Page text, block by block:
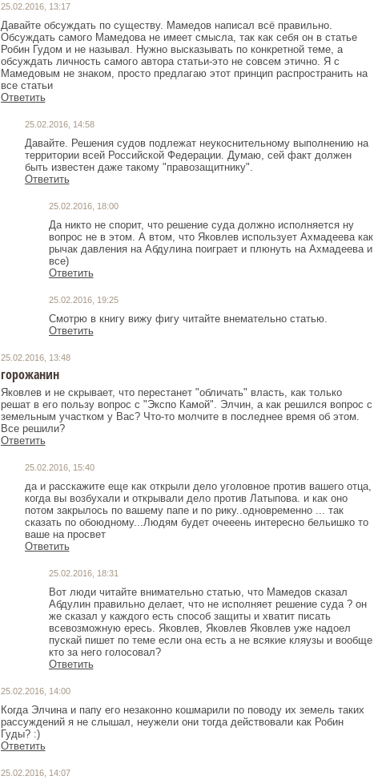
25.02.2016, 13:17
Давайте обсуждать по существу. Мамедов написал всё правильно.
Обсуждать самого Мамедова не имеет смысла, так как себя он в статье
Робин Гудом и не называл. Нужно высказывать по конкретной теме, а
обсуждать личность самого автора статьи-это не совсем этично. Я с
Мамедовым не знаком, просто предлагаю этот принцип распространить на
все статьи
Ответить
25.02.2016, 14:58
Давайте. Решения судов подлежат неукоснительному выполнению на
территории всей Российской Федерации. Думаю, сей факт должен
быть известен даже такому "правозащитнику".
Ответить
25.02.2016, 18:00
Да никто не спорит, что решение суда должно исполняется ну
вопрос не в этом. А втом, что Яковлев использует Ахмадеева как
рычак давления на Абдулина поиграет и плюнуть на Ахмадеева и
все)
Ответить
25.02.2016, 19:25
Смотрю в книгу вижу фигу читайте внемательно статью.
Ответить
25.02.2016, 13:48
горожанин
Яковлев и не скрывает, что перестанет "обличать" власть, как только
решат в его пользу вопрос с "Экспо Камой". Элчин, а как решился вопрос с
земельным участком у Вас? Что-то молчите в последнее время об этом.
Все решили?
Ответить
25.02.2016, 15:40
да и расскажите еще как открыли дело уголовное против вашего отца,
когда вы возбухали и открывали дело против Латыпова. и как оно
потом закрылось по вашему папе и по рику..одновременно ... так
сказать по обоюдному...Людям будет очееень интересно бельишко то
ваше на просвет
Ответить
25.02.2016, 18:31
Вот люди читайте внимательно статью, что Мамедов сказал
Абдулин правильно делает, что не исполняет решение суда ? он
же сказал у каждого есть способ защиты и хватит писать
всевозможную ересь. Яковлев, Яковлев Яковлев уже надоел
пускай пишет по теме если она есть а не всякие кляузы и вообще
кто за него голосовал?
Ответить
25.02.2016, 14:00
Когда Элчина и папу его незаконно кошмарили по поводу их земель таких
рассуждений я не слышал, неужели они тогда действовали как Робин
Гуды? :)
Ответить
25.02.2016, 14:07